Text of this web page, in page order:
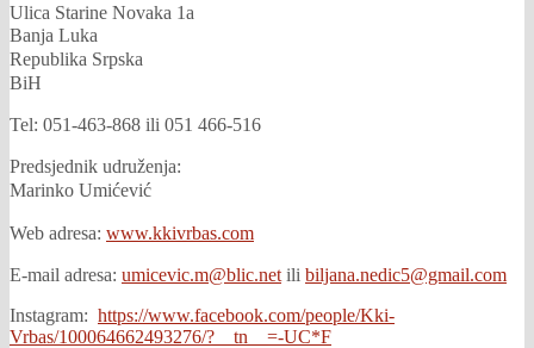
Ulica Starine Novaka 1a
Banja Luka
Republika Srpska
BiH
Tel: 051-463-868 ili 051 466-516
Predsjednik udruženja:
Marinko Umićević
Web adresa: www.kkivrbas.com
E-mail adresa: umicevic.m@blic.net ili biljana.nedic5@gmail.com
Instagram: https://www.facebook.com/people/Kki-
Vrbas/100064662493276/?__tn__=-UC*F